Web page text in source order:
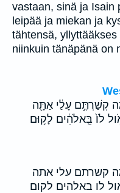
vastaan, sinä ja Isain
leipää ja miekan ja
tähtensä,
niinkuin tänäpänä on
קְשַׁרְתֶּ֣ם עָלַ֔י אַתָּ֖ה
לֹו֙ בֵּֽאלֹהִ֔ים לָק֥וּם
קשרתם עלי אתה
לו באלהים לקום